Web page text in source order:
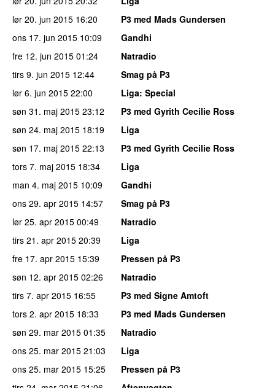
lør 20. jun 2015 16:20
P3 med Mads Gundersen
ons 17. jun 2015 10:09
Gandhi
fre 12. jun 2015 01:24
Natradio
tirs 9. jun 2015 12:44
Smag på P3
lør 6. jun 2015 22:00 Liga: Special
søn 31. maj 2015 23:12
P3 med Gyrith Cecilie Ross
søn 24. maj 2015 18:19
Liga
søn 17. maj 2015 22:13
P3 med Gyrith Cecilie Ross
tors 7. maj 2015 18:34
Liga
man 4. maj 2015 10:09
Gandhi
ons 29. apr 2015 14:57
Smag på P3
lør 25. apr 2015 00:49
Natradio
tirs 21. apr 2015 20:39
Liga
fre 17. apr 2015 15:39
Pressen på P3
søn 12. apr 2015 02:26
Natradio
tirs 7. apr 2015 16:55
P3 med Signe Amtoft
tors 2. apr 2015 18:33
P3 med Mads Gundersen
søn 29. mar 2015 01:35
Natradio
ons 25. mar 2015 21:03
Liga
ons 25. mar 2015 15:25
Pressen på P3